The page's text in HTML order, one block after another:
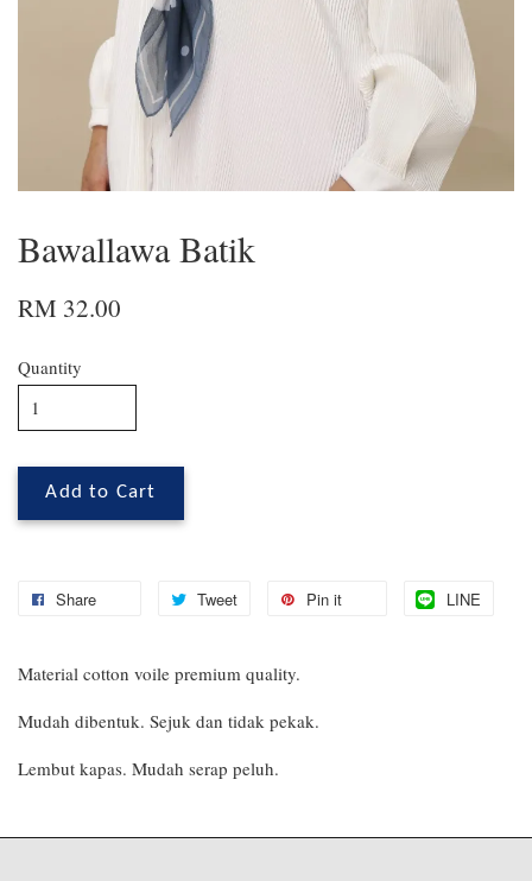
Bawallawa Batik
RM 32.00
Quantity
Add to Cart
Share Tweet Pin it LINE
Material cotton voile premium quality.
Mudah dibentuk. Sejuk dan tidak pekak.
Lembut kapas. Mudah serap peluh.